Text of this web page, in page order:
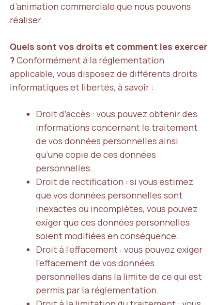
d’animation commerciale que nous pouvons
réaliser.
Quels sont vos droits et comment les exercer
?Conformément à la réglementation
applicable, vous disposez de différents droits
informatiques et libertés, à savoir :
Droit d’accès : vous pouvez obtenir des
informations concernant le traitement
de vos données personnelles ainsi
qu’une copie de ces données
personnelles.
Droit de rectification : si vous estimez
que vos données personnelles sont
inexactes ou incomplètes, vous pouvez
exiger que ces données personnelles
soient modifiées en conséquence.
Droit à l’effacement : vous pouvez exiger
l’effacement de vos données
personnelles dans la limite de ce qui est
permis par la réglementation.